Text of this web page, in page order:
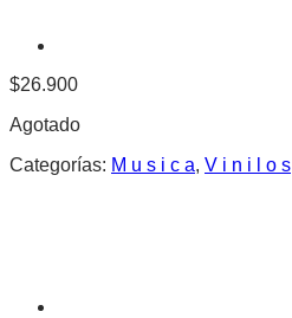
$26.900
Agotado
Categorías: M u s i c a, V i n i l o s